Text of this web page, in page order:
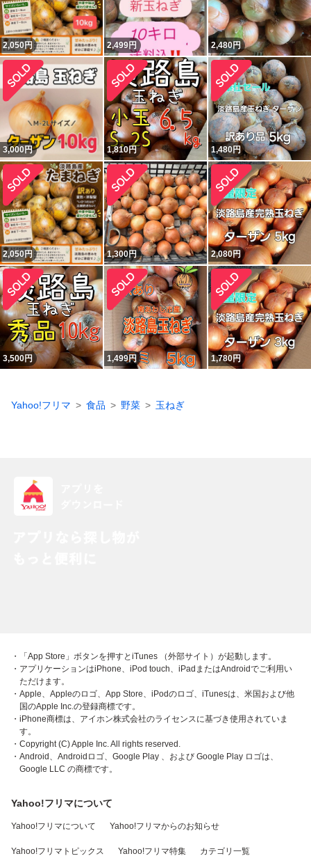
2,050円 2,499円 2,480円
3,000円 1,810円 1,480円
2,050円 1,300円 2,080円
3,500円 1,499円 1,780円
Yahoo!フリマ 食品 野菜 玉ねぎ
・「App Store」ボタンを押すとiTunes （外部サイト）が起動します。
・アプリケーションはiPhone、iPod touch、iPadまたはAndroidでご利用い
ただけます。
・Apple、Appleのロゴ、App Store、iPodのロゴ、iTunesは、米国および他
国のApple Inc.の登録商標です。
・iPhone商標は、アイホン株式会社のライセンスに基づき使用されていま
す。
・Copyright (C) Apple Inc. All rights reserved.
・Android、Androidロゴ、Google Play 、および Google Play ロゴは、
Google LLC の商標です。
Yahoo!フリマについて
Yahoo!フリマについて Yahoo!フリマからのお知らせ
Yahoo!フリマトピックス Yahoo!フリマ特集 カテゴリ一覧